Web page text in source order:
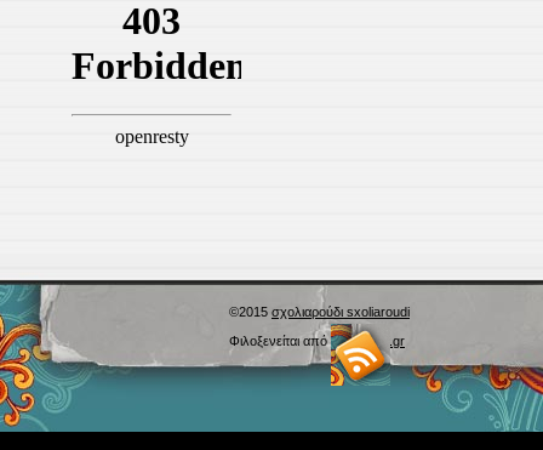
©2015 σχολιαρούδι sxoliaroudi
Φιλοξενείται απόBlogs.sch.gr